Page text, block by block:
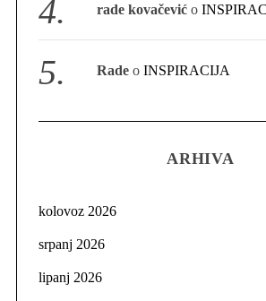
rade kovačević o
Rade oINSPIRACIJA
ARHIVA
kolovoz 2026
srpanj 2026
lipanj 2026